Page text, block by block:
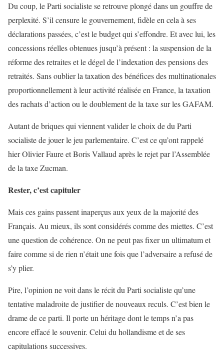
Du coup, le Parti socialiste se retrouve plongé dans un gouffre de
perplexité. S’il censure le gouvernement, fidèle en cela à ses
déclarations passées, c’est le budget qui s’effondre. Et avec lui, les
concessions réelles obtenues jusqu’à présent : la suspension de la
réforme des retraites et le dégel de l’indexation des pensions des
retraités. Sans oublier la taxation des bénéfices des multinationales
proportionnellement à leur activité réalisée en France, la taxation
des rachats d’action ou le doublement de la taxe sur les GAFAM.
Autant de briques qui viennent valider le choix de du Parti
socialiste de jouer le jeu parlementaire. C’est ce qu’ont rappelé
hier Olivier Faure et Boris Vallaud après le rejet par l’Assemblée
de la taxe Zucman.
Rester, c’est capituler
Mais ces gains passent inaperçus aux yeux de la majorité des
Français. Au mieux, ils sont considérés comme des miettes. C’est
une question de cohérence. On ne peut pas fixer un ultimatum et
faire comme si de rien n’était une fois que l’adversaire a refusé de
s’y plier.
Pire, l’opinion ne voit dans le récit du Parti socialiste qu’une
tentative maladroite de justifier de nouveaux reculs. C’est bien le
drame de ce parti. Il porte un héritage dont le temps n’a pas
encore effacé le souvenir. Celui du hollandisme et de ses
capitulations successives.